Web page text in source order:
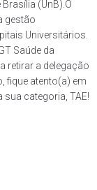
(UnB).O
gestão
Universitários.
Saúde da
retirar a delegação
fique atento(a) em
categoria, TAE!